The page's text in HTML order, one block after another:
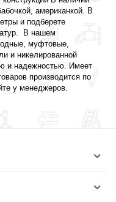
американкой. В
и подберете
В нашем
муфтовые,
и никелированной
и надежностью. Имеет
производится по
у менеджеров.